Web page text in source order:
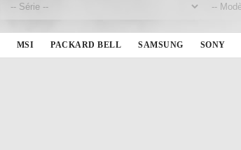
MSI PACKARD BELL SAMSUNG SONY